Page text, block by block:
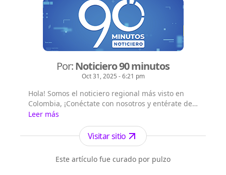
Por:Noticiero 90 minutos
Oct 31, 2025 - 6:21 pm
Hola! Somos el noticiero regional más visto en
Colombia, ¡Conéctate con nosotros y entérate de
las noticias del suroccidente colombiano!,
Emisión digital en vivo a las 8 a.m. por todos
nuestros canales digitales, Emisión central a la
1:00 p.m. por el canal Telepacífico y nuestros
canales digitales.
Leer más
Visitar sitio
Este artículo fue curado por pulzo